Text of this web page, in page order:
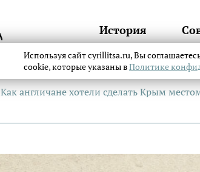
История
Как англичане хотели сделать Крым
Используя сайт cyrillitsa.ru, Вы
cookie, которые указаны вПолитике